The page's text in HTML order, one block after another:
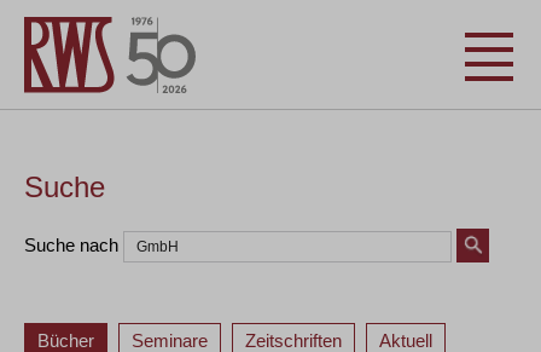
Suche
Suche nach
Bücher Seminare Zeitschriften Aktuell